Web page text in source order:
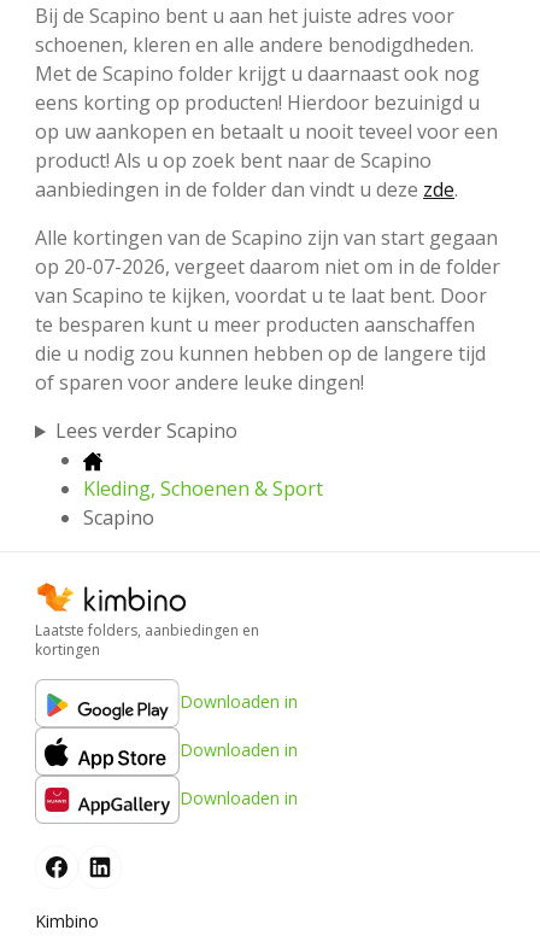
Bij de Scapino bent u aan het juiste adres voor
schoenen, kleren en alle andere benodigdheden.
Met de Scapino folder krijgt u daarnaast ook nog
eens korting op producten! Hierdoor bezuinigd u
op uw aankopen en betaalt u nooit teveel voor een
product! Als u op zoek bent naar de Scapino
aanbiedingen in de folder dan vindt u deze zde.
Alle kortingen van de Scapino zijn van start gegaan
op 20-07-2026, vergeet daarom niet om in de folder
van Scapino te kijken, voordat u te laat bent. Door
te besparen kunt u meer producten aanschaffen
die u nodig zou kunnen hebben op de langere tijd
of sparen voor andere leuke dingen!
Lees verder Scapino
Kleding, Schoenen & Sport
Scapino
Laatste folders, aanbiedingen en
kortingen
Downloaden in
Downloaden in
Downloaden in
Kimbino